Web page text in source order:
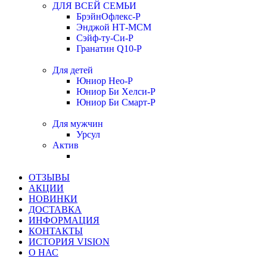
ДЛЯ ВСЕЙ СЕМЬИ
БрэйнОфлекс-Р
Энджой НТ-МСМ
Сэйф-ту-Си-Р
Гранатин Q10-Р
Для детей
Юниор Нео-Р
Юниор Би Хелси-Р
Юниор Би Смарт-Р
Для мужчин
Урсул
Актив
ОТЗЫВЫ
АКЦИИ
НОВИНКИ
ДОСТАВКА
ИНФОРМАЦИЯ
КОНТАКТЫ
ИСТОРИЯ VISION
О НАС